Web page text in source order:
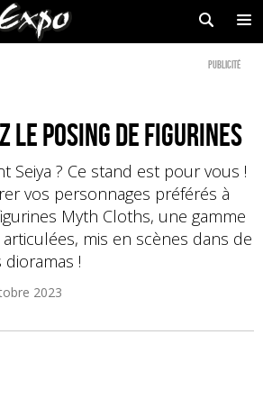
Publicité
le posing de figurines
Seiya ? Ce stand est pour vous !
vos personnages préférés à
Myth Cloths, une gamme
mis en scènes dans de
dioramas !
2023